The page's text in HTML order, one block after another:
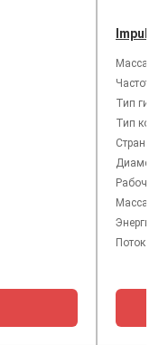
Масса, кг
Частота
Тип
Тип
Страна
Диаметр
Рабочее
Масса
Энергия
Поток